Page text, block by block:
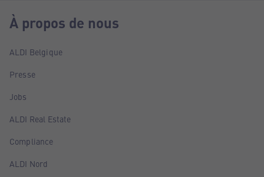
À propos de nous
ALDI Belgique
Presse
Jobs
ALDI Real Estate
Compliance
ALDI Nord